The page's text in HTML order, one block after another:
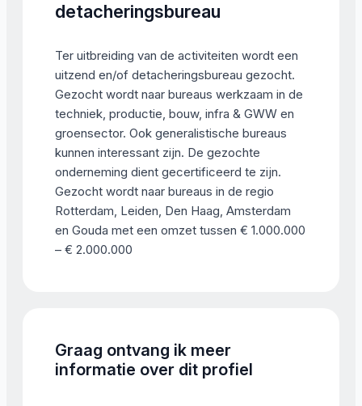
detacheringsbureau
Ter uitbreiding van de activiteiten wordt een
uitzend en/of detacheringsbureau gezocht.
Gezocht wordt naar bureaus werkzaam in de
techniek, productie, bouw, infra & GWW en
groensector. Ook generalistische bureaus
kunnen interessant zijn. De gezochte
onderneming dient gecertificeerd te zijn.
Gezocht wordt naar bureaus in de regio
Rotterdam, Leiden, Den Haag, Amsterdam
en Gouda met een omzet tussen € 1.000.000
– € 2.000.000
Graag ontvang ik meer
informatie over dit profiel